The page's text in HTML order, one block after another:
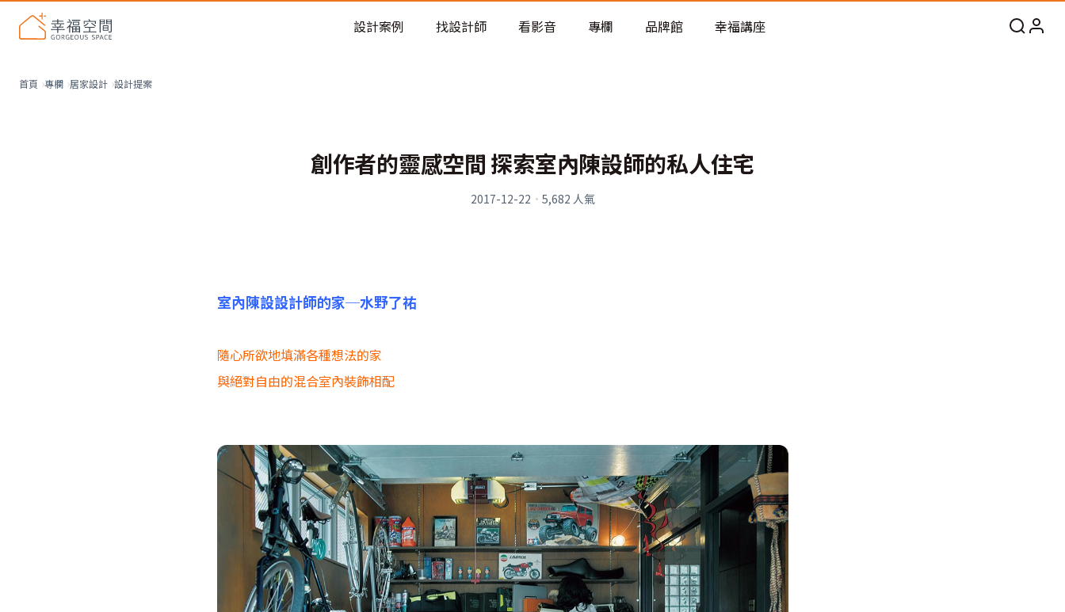
看不見的居家風險和翻新關鍵
老屋預算分配與高 CP 值煥新術
設計案例 找設計師 看影音 專欄 品牌館 幸福講座
首頁 專欄 居家設計 設計提案
創作者的靈感空間 探索室內陳設師的私人住宅
2017-12-22 · 5,682 人氣
室內陳設設計師的家─水野了祐
隨心所欲地填滿各種想法的家
與絕對自由的混合室內裝飾相配